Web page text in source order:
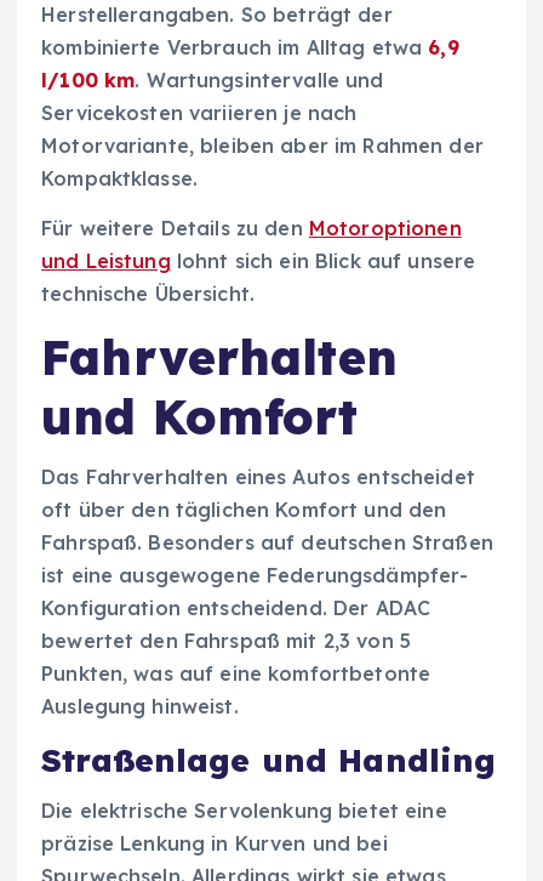
Herstellerangaben. So beträgt der
kombinierte Verbrauch im Alltag etwa 6,9
l/100 km. Wartungsintervalle und
Servicekosten variieren je nach
Motorvariante, bleiben aber im Rahmen der
Kompaktklasse.
Für weitere Details zu den Motoroptionen
und Leistung lohnt sich ein Blick auf unsere
technische Übersicht.
Fahrverhalten
und Komfort
Das Fahrverhalten eines Autos entscheidet
oft über den täglichen Komfort und den
Fahrspaß. Besonders auf deutschen Straßen
ist eine ausgewogene Federungsdämpfer-
Konfiguration entscheidend. Der ADAC
bewertet den Fahrspaß mit 2,3 von 5
Punkten, was auf eine komfortbetonte
Auslegung hinweist.
Straßenlage und Handling
Die elektrische Servolenkung bietet eine
präzise Lenkung in Kurven und bei